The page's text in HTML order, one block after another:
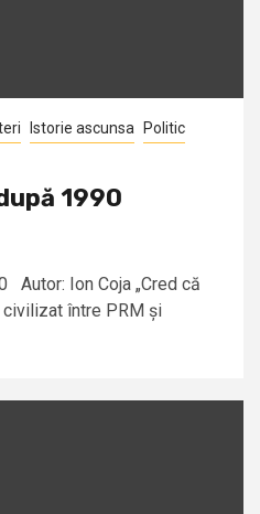
Istorie ascunsa
Politic
1990
Autor: Ion Coja „Cred că
între PRM și